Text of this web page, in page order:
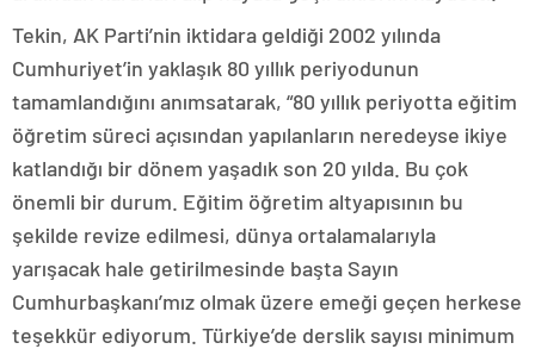
Tekin, AK Parti’nin iktidara geldiği 2002 yılında
Cumhuriyet’in yaklaşık 80 yıllık periyodunun
tamamlandığını anımsatarak, “80 yıllık periyotta eğitim
öğretim süreci açısından yapılanların neredeyse ikiye
katlandığı bir dönem yaşadık son 20 yılda. Bu çok
önemli bir durum. Eğitim öğretim altyapısının bu
şekilde revize edilmesi, dünya ortalamalarıyla
yarışacak hale getirilmesinde başta Sayın
Cumhurbaşkanı’mız olmak üzere emeği geçen herkese
teşekkür ediyorum. Türkiye’de derslik sayısı minimum